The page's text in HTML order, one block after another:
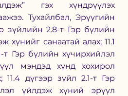
гэх хүндрүүлэх
Тухайлбал, Эрүүгийн
зүйлийн 2.8-т Гэр бүлийн
хүнийг санаатай алах; 11.1
т Гэр бүлийн хүчирхийлэл
мэндэд хүнд хохирол
11.4 дүгээр зүйл 2.1-т Гэр
үйлдэж хүний эрүүл